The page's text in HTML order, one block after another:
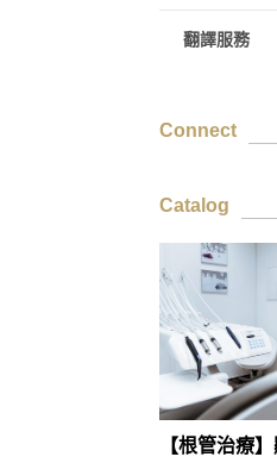
翻譯服務
Connect
Catalog